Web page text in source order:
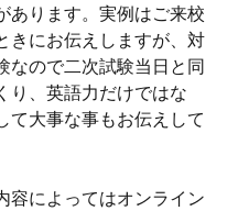
あります。実例はご来校
きにお伝えしますが、対
なので二次試験当日と同
り、英語力だけではな
て大事な事もお伝えして
容によってはオンライン